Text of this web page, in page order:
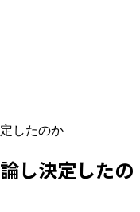
したのか
し決定したの